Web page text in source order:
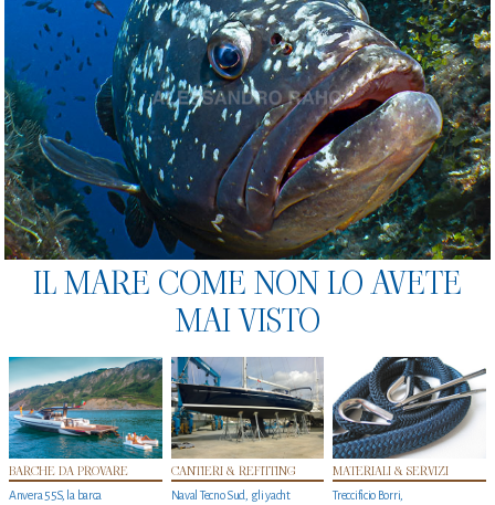
IL MARE COME NON LO AVETE
MAI VISTO
BARCHE DA PROVARE
Anvera 55S, la barca
CANTIERI & REFITTING
Naval Tecno Sud, gli yacht
MATERIALI & SERVIZI
Treccificio Borri,